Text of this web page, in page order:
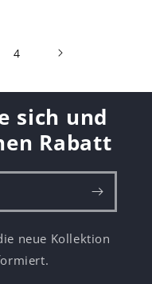
4
sich und
Rabatt
neue Kollektion